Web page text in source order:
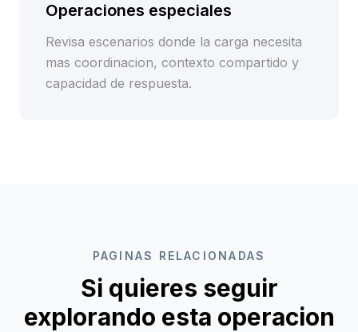
Operaciones especiales
Revisa escenarios donde la carga necesita
mas coordinacion, contexto compartido y
capacidad de respuesta.
PAGINAS RELACIONADAS
Si quieres seguir
explorando esta operacion